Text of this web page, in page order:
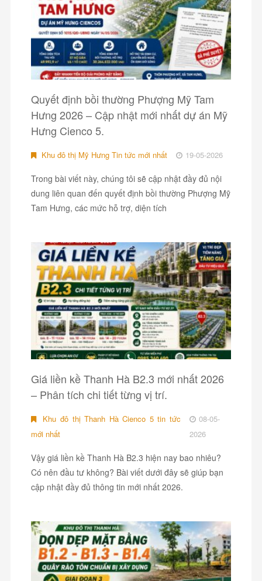
Quyết định bồi thường Phượng Mỹ Tam
Hưng 2026 – Cập nhật mới nhất dự án Mỹ
Hưng Cienco 5.
Khu đô thị Mỹ Hưng Tin tức mới nhất 19-05-2026
Trong bài viết này, chúng tôi sẽ cập nhật đầy đủ nội
dung liên quan đến quyết định bồi thường Phượng Mỹ
Tam Hưng, các mức hỗ trợ, diện tích
Giá liền kề Thanh Hà B2.3 mới nhất 2026
– Phân tích chi tiết từng vị trí.
Khu đô thị Thanh Hà Cienco 5 tin tức
mới nhất
08-05-
2026
Vậy giá liền kề Thanh Hà B2.3 hiện nay bao nhiêu?
Có nên đầu tư không? Bài viết dưới đây sẽ giúp bạn
cập nhật đầy đủ thông tin mới nhất 2026.